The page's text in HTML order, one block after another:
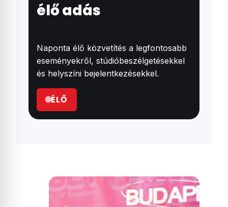
élő adás
Naponta élő közvetítés a legfontosabb
eseményekről, stúdióbeszélgetésekkel
és helyszíni bejelentkezésekkel.
ÉLŐ